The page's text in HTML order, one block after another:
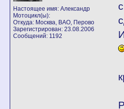
Настоящее имя: Александр
Мотоцикл(ы):
Откуда: Москва, ВАО, Перово
Зарегистрирован: 23.08.2006
Сообщений: 1192